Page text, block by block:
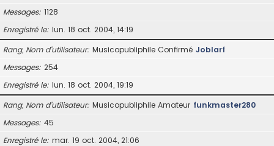
Messages 1128
Enregistré le lun. 18 oct. 2004, 14:19
Rang, Nom d’utilisateur Musicopubliphile Confirmé Joblarf
Messages 254
Enregistré le lun. 18 oct. 2004, 19:19
Rang, Nom d’utilisateur Musicopubliphile Amateur funkmaster280
Messages 45
Enregistré le mar. 19 oct. 2004, 21:06